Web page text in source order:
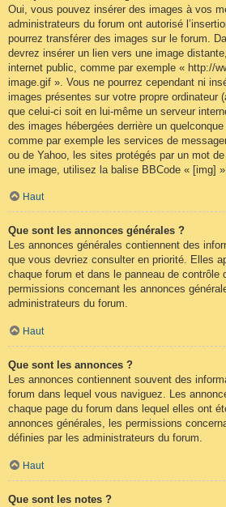
Oui, vous pouvez insérer des images à vos
administrateurs du forum ont autorisé
pourrez transférer des images sur le forum.
devrez insérer un lien vers une image
internet public, comme par exemple « http://
image.gif ». Vous ne pourrez cependant ni
images présentes sur votre propre ordinateur
que celui-ci soit en lui-même un serveur
des images hébergées derrière un
comme par exemple les services de
ou de Yahoo, les sites protégés par un mot
une image, utilisez la balise BBCode « [img] ».
Haut
Que sont les annonces générales ?
Les annonces générales contiennent des
que vous devriez consulter en priorité. Elles
chaque forum et dans le panneau de contrôle
permissions concernant les annonces
administrateurs du forum.
Haut
Que sont les annonces ?
Les annonces contiennent souvent des
forum dans lequel vous naviguez. Les
chaque page du forum dans lequel elles ont
annonces générales, les permissions
définies par les administrateurs du forum.
Haut
Que sont les notes ?